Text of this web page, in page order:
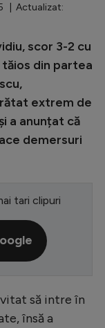
| Actualizat:
scor 3-2 cu
din partea
extrem de
a anunțat că
demersuri
tari clipuri
să intre în
însă a